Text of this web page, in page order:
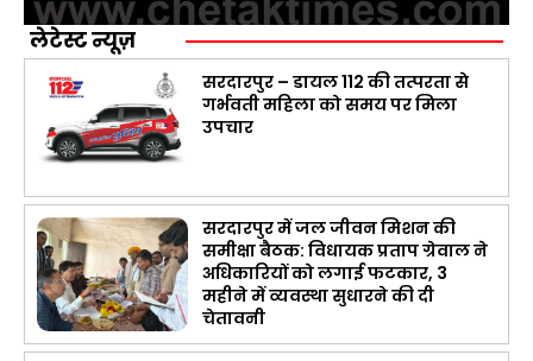
लेटेस्ट न्यूज़
सरदारपुर – डायल 112 की तत्परता से
गर्भवती महिला को समय पर मिला
उपचार
सरदारपुर में जल जीवन मिशन की
समीक्षा बैठक: विधायक प्रताप ग्रेवाल ने
अधिकारियों को लगाई फटकार, 3
महीने में व्यवस्था सुधारने की दी
चेतावनी